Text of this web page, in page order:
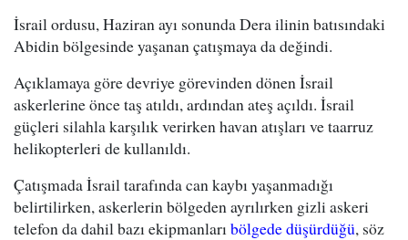
İsrail ordusu, Haziran ayı sonunda Dera ilinin batısındaki
Abidin bölgesinde yaşanan çatışmaya da değindi.
Açıklamaya göre devriye görevinden dönen İsrail
askerlerine önce taş atıldı, ardından ateş açıldı. İsrail
güçleri silahla karşılık verirken havan atışları ve taarruz
helikopterleri de kullanıldı.
Çatışmada İsrail tarafında can kaybı yaşanmadığı
belirtilirken, askerlerin bölgeden ayrılırken gizli askeri
telefon da dahil bazı ekipmanları bölgede düşürdüğü, söz